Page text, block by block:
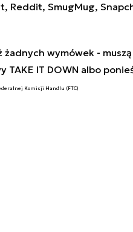
Reddit, SmugMug,
żadnych wymówek -
TAKE IT DOWN albo
Komisji Handlu (FTC)